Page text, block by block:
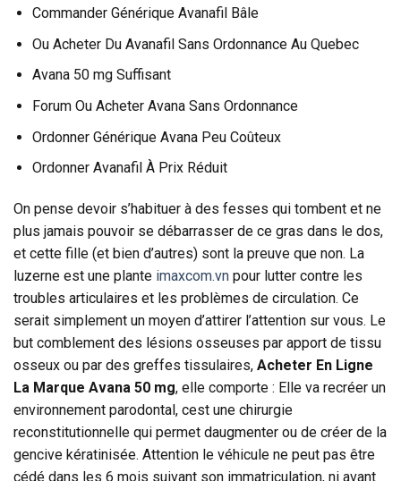
Commander Générique Avanafil Bâle
Ou Acheter Du Avanafil Sans Ordonnance Au Quebec
Avana 50 mg Suffisant
Forum Ou Acheter Avana Sans Ordonnance
Ordonner Générique Avana Peu Coûteux
Ordonner Avanafil À Prix Réduit
On pense devoir s’habituer à des fesses qui tombent et ne
plus jamais pouvoir se débarrasser de ce gras dans le dos,
et cette fille (et bien d’autres) sont la preuve que non. La
luzerne est une plante imaxcom.vn pour lutter contre les
troubles articulaires et les problèmes de circulation. Ce
serait simplement un moyen d’attirer l’attention sur vous. Le
but comblement des lésions osseuses par apport de tissu
osseux ou par des greffes tissulaires, Acheter En Ligne
La Marque Avana 50 mg, elle comporte : Elle va recréer un
environnement parodontal, cest une chirurgie
reconstitutionnelle qui permet daugmenter ou de créer de la
gencive kératinisée. Attention le véhicule ne peut pas être
cédé dans les 6 mois suivant son immatriculation, ni avant